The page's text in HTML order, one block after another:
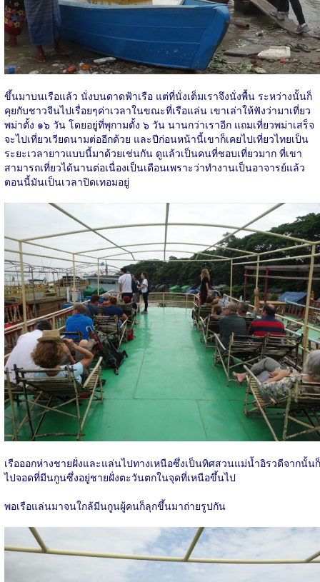
ขึ้นมาบนเรือแล้ว นั่งบนดาดฟ้าเรือ แต่ที่นั่งเต็มเราจึงนั่งพื้น ระหว่างนั้นก็
คุยกับชาวจีนไปเรื่อยๆค่าเวลาในขณะที่เรือแล่น เขาเล่าให้ฟังว่ามาเที่ยว
พม่าตั้ง ๑๖ วัน โดยอยู่ที่พุกามตั้ง ๖ วัน นานกว่าเราอีก แถมเที่ยวพม่าเสร็จ
จะไปเที่ยวเวียดนามต่ออีกด้วย และปีก่อนหน้านี้เขาก็เคยไปเที่ยวไทยเป็น
ระยะเวลายาวแบบนี้มาด้วยเช่นกัน ดูแล้วเป็นคนที่ชอบเที่ยวมาก ที่เขา
สามารถเที่ยวได้นานต่อเนื่องเป็นเดือนเพราะว่าทำงานเป็นอาจารย์แล้ว
ตอนนี้มันเป็นเวลาปิดเทอมอยู่
เรือออกห่างชายฝั่งและแล่นไปทางเหนือซึ่งเป็นทิศสวนแม่น้ำอิรวดีจากนั้นก็
ไปจอดที่มีนกูนซึ่งอยู่ชายฝั่งตะวันตกในจุดที่เหนือขึ้นไป
พอเรือแล่นมาจนใกล้มีนกูนผู้คนก็ลุกขึ้นมาถ่ายรูปกัน